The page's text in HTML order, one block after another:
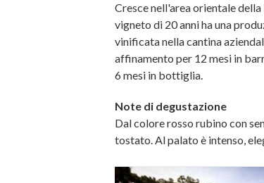
Cresce nell'area orientale
vigneto di 20 anni ha una
vinificata nella cantina
affinamento per 12 mesi in
6 mesi in bottiglia.
Note di degustazione
Dal colore rosso rubino con
tostato. Al palato è intenso,